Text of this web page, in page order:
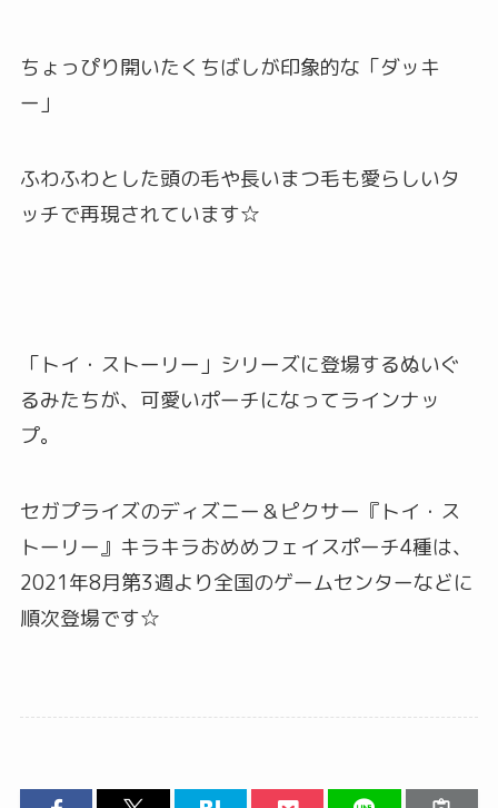
ちょっぴり開いたくちばしが印象的な「ダッキ
ー」
ふわふわとした頭の毛や長いまつ毛も愛らしいタ
ッチで再現されています☆
「トイ・ストーリー」シリーズに登場するぬいぐ
るみたちが、可愛いポーチになってラインナッ
プ。
セガプライズのディズニー＆ピクサー『トイ・ス
トーリー』キラキラおめめフェイスポーチ4種は、
2021年8月第3週より全国のゲームセンターなどに
順次登場です☆